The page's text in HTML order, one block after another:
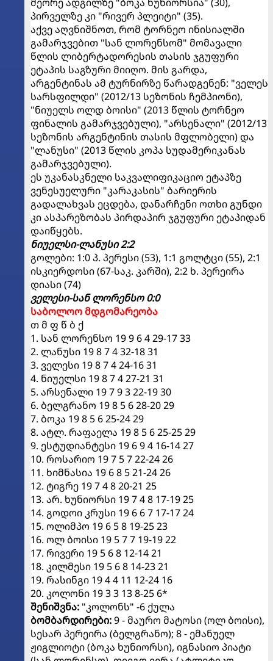
პირველზე კი "რივერ პლეიტი" (35).
აქვე აღვნიშნოთ, რომ ტორნეო ინისიალში
გამარჯვებით "სან ლორენსომ" მომავალი
წლის ლიბერტადორესის თასის ჯგუფური
ეტაპის საგზური მიიღო. მის გარდა,
არგენტინას ამ ტურნირზე წარადგენენ: "ველეს
სარსფილდი" (2012/13 სეზონის ჩემპიონი),
"ნიუელს ოლდ ბოისი" (2013 წლის ტორნეო
ფინალის გამარჯვებული), "არსენალი" (2012/13
სეზონის არგენტინის თასის მფლობელი) და
"ლანუსი" (2013 წლის კოპა სუდამერიკანას
გამარჯვებული).
ეს უკანასკნელი საკვალიფიკაციო ეტაპზე
ვენესუელური "კარაკასის" ბარიერის
გადალახვას ეცდება, დანარჩენი ოთხი გუნდი
კი ასპარეზობას პირდაპირ ჯგუფური ეტაპიდან
დაიწყებს.
ნიუელსი-ლანუსი 2:2
გოლები: 1:0 პ. პერესი (53), 1:1 გოლტცი (55), 2:1
ისკიერდოსი (67-საკ. კარში), 2:2 ხ. პერეირა
დიასი (74)
ველესი-სან ლორენსო 0:0
საბოლოო მდგომარეობა
თ მ ფ წ ბ ქ
1. სან ლორენსო 19 9 6 4 29-17 33
2. ლანუსი 19 8 7 4 32-18 31
3. ველესი 19 8 7 4 24-16 31
4. ნიუელსი 19 8 7 4 27-21 31
5. არსენალი 19 7 9 3 22-19 30
6. ბელგრანო 19 8 5 6 28-20 29
7. ბოკა 19 8 5 6 25-24 29
8. ატლ. რაფაელა 19 8 5 6 25-25 29
9. ესტუდიანტესი 19 6 9 4 16-14 27
10. როსარიო 19 7 5 7 22-24 26
11. ხიმნასია 19 6 8 5 21-24 26
12. ტიგრე 19 7 4 8 20-21 25
13. არ. ხუნიორსი 19 7 4 8 17-19 25
14. გოდოი კრუსი 19 6 6 7 17-17 24
15. ოლიმპო 19 6 5 8 19-25 23
16. ოლ ბოისი 19 5 7 7 19-19 22
17. რივერი 19 5 6 8 12-14 21
18. კილმესი 19 5 6 8 14-23 21
19. რასინგი 19 4 4 11 12-24 16
20. კოლონი 19 3 3 13 8-25 6*
შენიშვნა: "კოლონს" -6 ქულა
ბომბარდირები:9 - მაურო მატოსი (ოლ ბოისი),
სესარ პერეირა (ბელგრანო); 8 - ემანუელ
ჟიგლიოტი (ბოკა ხუნიორსი), იგნასიო პიატი